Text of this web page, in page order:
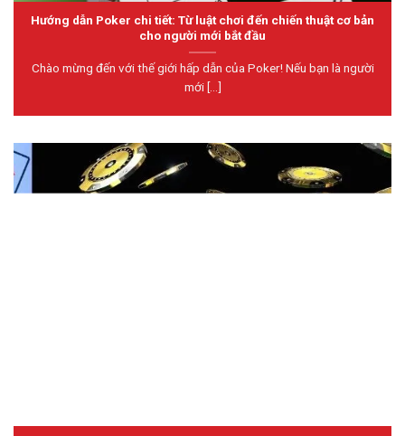
Hướng dẫn Poker chi tiết: Từ luật chơi đến chiến thuật cơ bản
cho người mới bắt đầu
Chào mừng đến với thế giới hấp dẫn của Poker! Nếu bạn là người
mới [...]